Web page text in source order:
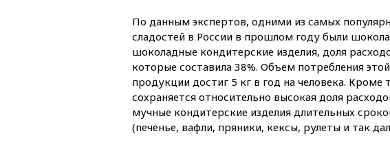
По данным экспертов, одними из самых
сладостей в России в прошлом году были
шоколадные кондитерские изделия, доля
которые составила 38%. Объем потребления этой
продукции достиг 5 кг в год на человека. Кроме
сохраняется относительно высокая доля
мучные кондитерские изделия длительных
(печенье, вафли, пряники, кексы, рулеты и так